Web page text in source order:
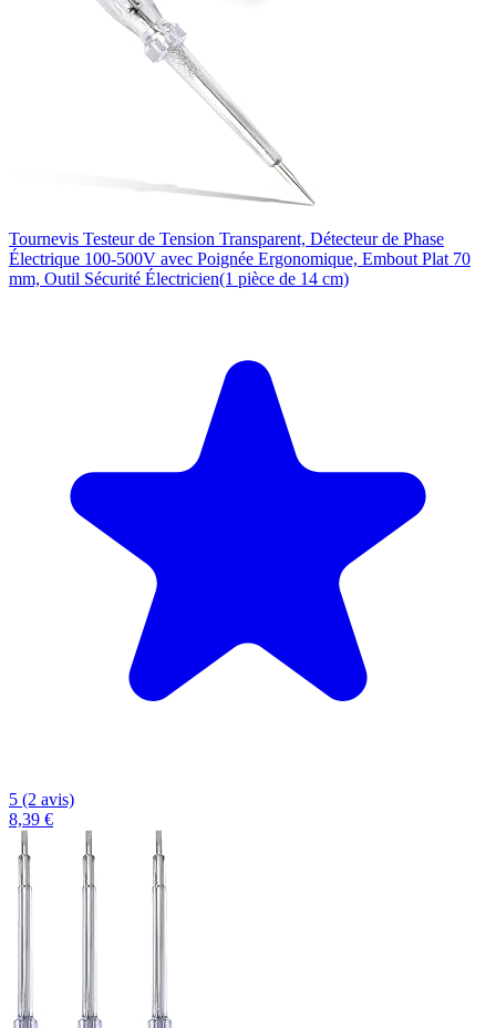
Tournevis Testeur de Tension Transparent, Détecteur de Phase
Électrique 100-500V avec Poignée Ergonomique, Embout Plat 70
mm, Outil Sécurité Électricien(1 pièce de 14 cm)
5 (2 avis)
8,39 €